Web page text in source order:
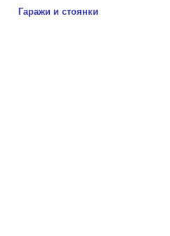
Гаражи и стоянки